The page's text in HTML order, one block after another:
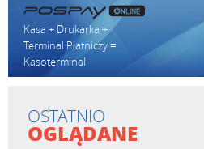
Kasa + Drukarka +
Terminal Płatniczy =
Kasoterminal
OSTATNIO
OGLĄDANE